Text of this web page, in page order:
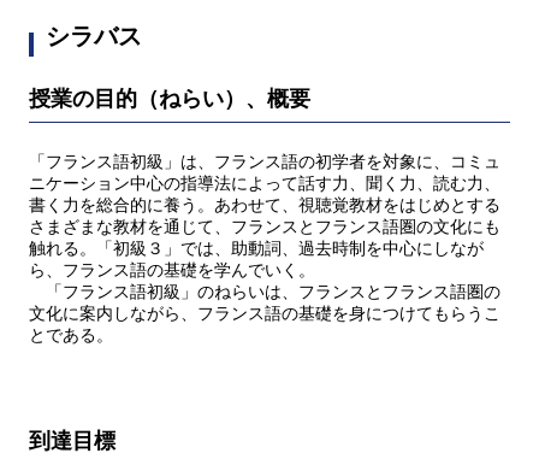
シラバス
授業の目的（ねらい）、概要
「フランス語初級」は、フランス語の初学者を対象に、コミュ
ニケーション中心の指導法によって話す力、聞く力、読む力、
書く力を総合的に養う。あわせて、視聴覚教材をはじめとする
さまざまな教材を通じて、フランスとフランス語圏の文化にも
触れる。「初級３」では、助動詞、過去時制を中心にしなが
ら、フランス語の基礎を学んでいく。
「フランス語初級」のねらいは、フランスとフランス語圏の
文化に案内しながら、フランス語の基礎を身につけてもらうこ
とである。
到達目標